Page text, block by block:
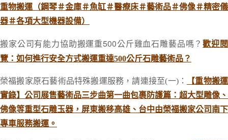
重物搬運（鋼琴＃金庫＃魚缸＃醫療床＃藝術品＃佛像＃精密儀
器＃各項大型機器設備）
搬家公司有能力協助搬運重500公斤雞血石雕藝品嗎？歡迎閱
覽： 如何進行安全方式搬運重達500公斤石雕藝術品？
榮福搬家原石藝術品特殊搬運服務，請連接至(一)：
【重物搬運
實錄】公司展售藝術品三步曲第一曲包裹防護篇：超大型雕像、
佛像等重型石雕玉器，屏東搬移高雄、台中由榮福搬家公司南下
專車服務搬運。